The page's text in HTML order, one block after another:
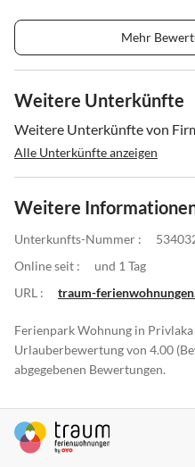
Mehr
Weitere Unterkünfte
Weitere Unterkünfte von
Alle Unterkünfte anzeigen
Weitere
Unterkunfts-Nummer :
Online seit :
und 1 Tag
URL :
traum-
Ferienpark Wohnung in
Urlauberbewertung von 4.00
abgegebenen Bewertungen.